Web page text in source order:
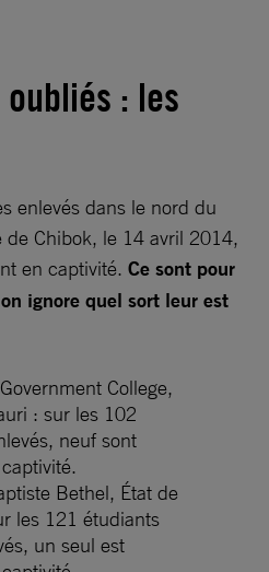
: les
enlevés dans le nord du
de Chibok, le 14 avril 2014,
en captivité. Ce sont pour
ignore quel sort leur est
College,
: sur les 102
neuf sont
Bethel, État de
les 121 étudiants
un seul est